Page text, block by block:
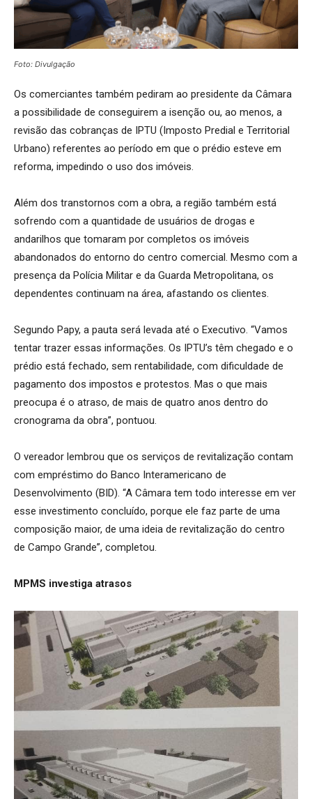
Foto: Divulgação
Os comerciantes também pediram ao presidente da Câmara
a possibilidade de conseguirem a isenção ou, ao menos, a
revisão das cobranças de IPTU (Imposto Predial e Territorial
Urbano) referentes ao período em que o prédio esteve em
reforma, impedindo o uso dos imóveis.
Além dos transtornos com a obra, a região também está
sofrendo com a quantidade de usuários de drogas e
andarilhos que tomaram por completos os imóveis
abandonados do entorno do centro comercial. Mesmo com a
presença da Polícia Militar e da Guarda Metropolitana, os
dependentes continuam na área, afastando os clientes.
Segundo Papy, a pauta será levada até o Executivo. “Vamos
tentar trazer essas informações. Os IPTU’s têm chegado e o
prédio está fechado, sem rentabilidade, com dificuldade de
pagamento dos impostos e protestos. Mas o que mais
preocupa é o atraso, de mais de quatro anos dentro do
cronograma da obra”, pontuou.
O vereador lembrou que os serviços de revitalização contam
com empréstimo do Banco Interamericano de
Desenvolvimento (BID). “A Câmara tem todo interesse em ver
esse investimento concluído, porque ele faz parte de uma
composição maior, de uma ideia de revitalização do centro
de Campo Grande”, completou.
MPMS investiga atrasos